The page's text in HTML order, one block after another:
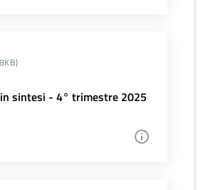
sintesi - 4° trimestre 2025